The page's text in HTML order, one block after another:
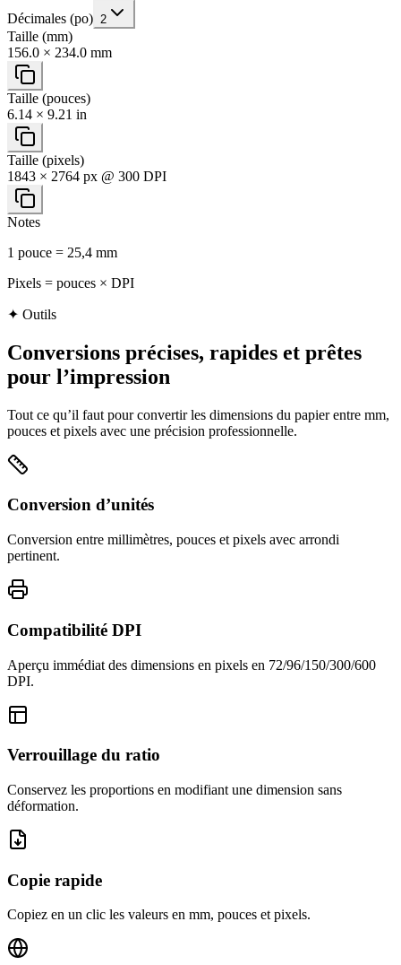
Décimales (po) 2
Taille (mm)
156.0 × 234.0 mm
Taille (pouces)
6.14 × 9.21 in
Taille (pixels)
1843 × 2764 px @ 300 DPI
Notes
1 pouce = 25,4 mm
Pixels = pouces × DPI
✦ Outils
Conversions précises, rapides et prêtes
pour l’impression
Tout ce qu’il faut pour convertir les dimensions du papier entre mm,
pouces et pixels avec une précision professionnelle.
Conversion d’unités
Conversion entre millimètres, pouces et pixels avec arrondi
pertinent.
Compatibilité DPI
Aperçu immédiat des dimensions en pixels en 72/96/150/300/600
DPI.
Verrouillage du ratio
Conservez les proportions en modifiant une dimension sans
déformation.
Copie rapide
Copiez en un clic les valeurs en mm, pouces et pixels.